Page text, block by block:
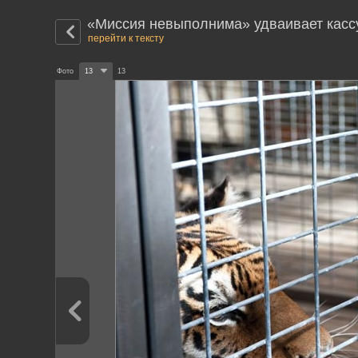
«Миссия невыполнима» удваивает
перейти к тексту
Фото 13 13